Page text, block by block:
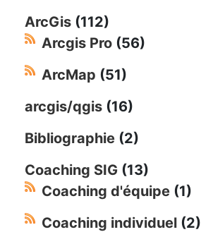
ArcGis (112)
Arcgis Pro (56)
ArcMap (51)
arcgis/qgis (16)
Bibliographie (2)
Coaching SIG (13)
Coaching d'équipe (1)
Coaching individuel (2)